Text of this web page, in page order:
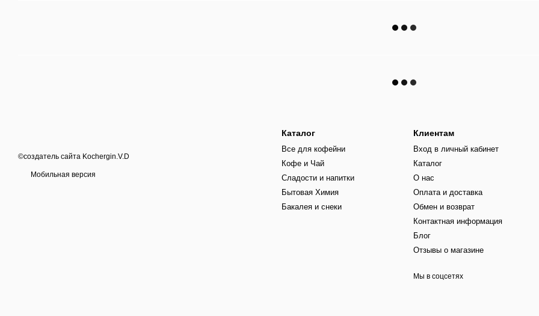
©создатель сайта Kochergin.V.D
Мобильная версия
Каталог
Все для кофейни
Кофе и Чай
Сладости и напитки
Бытовая Химия
Бакалея и снеки
Клиентам
Вход в личный кабинет
Каталог
О нас
Оплата и доставка
Обмен и возврат
Контактная информация
Блог
Отзывы о магазине
Мы в соцсетях